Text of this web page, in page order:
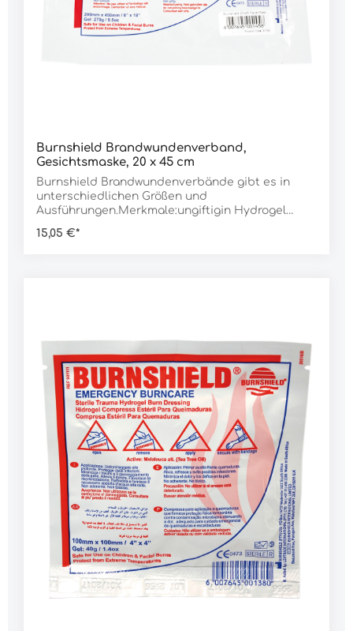
Burnshield Brandwundenverband,
Gesichtsmaske, 20 x 45 cm
Burnshield Brandwundenverbände gibt es in
unterschiedlichen Größen und
Ausführungen.Merkmale:ungiftigin Hydrogel
Brandwundeverhindert das Austrocknen und
15,05 €*